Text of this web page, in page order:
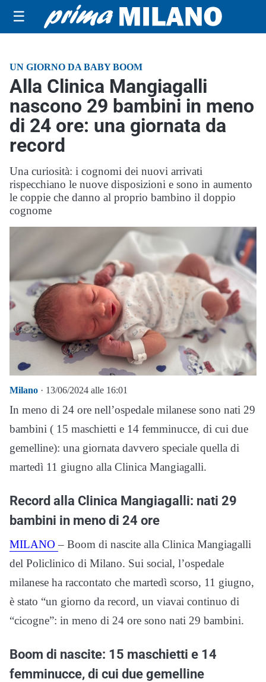
☰
UN GIORNO DA BABY BOOM
Alla Clinica Mangiagalli
nascono 29 bambini in meno
di 24 ore: una giornata da
record
Una curiosità: i cognomi dei nuovi arrivati
rispecchiano le nuove disposizioni e sono in aumento
le coppie che danno al proprio bambino il doppio
cognome
Milano · 13/06/2024 alle 16:01
In meno di 24 ore nell’ospedale milanese sono nati 29
bambini ( 15 maschietti e 14 femminucce, di cui due
gemelline): una giornata davvero speciale quella di
martedì 11 giugno alla Clinica Mangiagalli.
Record alla Clinica Mangiagalli: nati 29
bambini in meno di 24 ore
MILANO– Boom di nascite alla Clinica Mangiagalli
del Policlinico di Milano. Sui social, l’ospedale
milanese ha raccontato che martedì scorso, 11 giugno,
è stato “un giorno da record, un viavai continuo di
“cicogne”: in meno di 24 ore sono nati 29 bambini.
Boom di nascite: 15 maschietti e 14
femminucce, di cui due gemelline